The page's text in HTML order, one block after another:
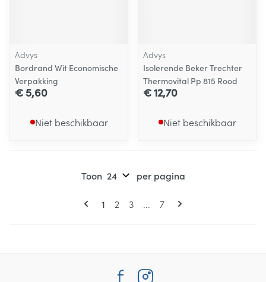
Advys
Bordrand Wit Economische
Verpakking
€ 5,60
Niet beschikbaar
Advys
Isolerende Beker Trechter
Thermovital Pp 815 Rood
€ 12,70
Niet beschikbaar
Pagina's
U lees momenteel pagina
1 Pagina
2 Pagina
3 ... Pagina
7
Toon per pagina